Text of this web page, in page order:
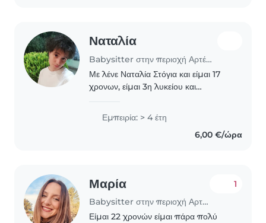
Ναταλία
Babysitter στην περιοχή Αρτέμιδα
Με λένε Ναταλία Στόγια και είμαι 17
χρονων, είμαι 3η λυκείου και
κοριτσάκι, που τα μεγαλώνω από τα
Εμπειρία: > 4 έτη
6,00 €/ώρα
Μαρία
Babysitter στην περιοχή Αρτέμιδα
1
Είμαι 22 χρονών είμαι πάρα πολύ